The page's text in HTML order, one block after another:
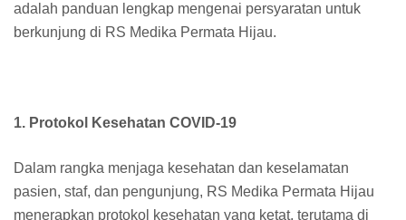
adalah panduan lengkap mengenai persyaratan untuk
berkunjung di RS Medika Permata Hijau.
1. Protokol Kesehatan COVID-19
Dalam rangka menjaga kesehatan dan keselamatan
pasien, staf, dan pengunjung, RS Medika Permata Hijau
menerapkan protokol kesehatan yang ketat, terutama di